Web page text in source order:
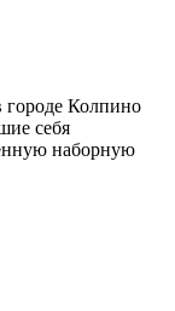
городе Колпино
себя
наборную